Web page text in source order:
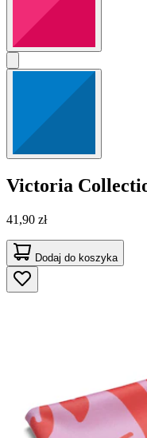
Victoria
41,90 zł
Dodaj do koszyka